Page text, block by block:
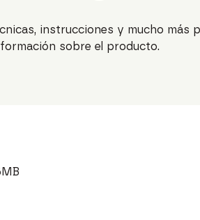
instrucciones y mucho más
sobre el producto.
MB